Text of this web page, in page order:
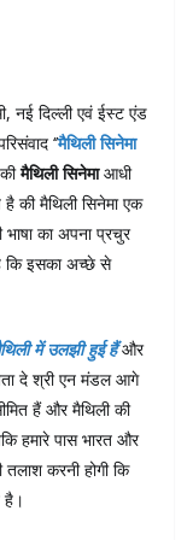
नई दिल्ली एवं ईस्ट एंड
‘’मैथिली सिनेमा
कीमैथिली सिनेमाआधी
की मैथिली सिनेमा एक
भाषा का अपना प्रचुर
कि इसका अच्छे से
में उलझी हुई हैं और
दे श्री एन मंडल आगे
हैं और मैथिली की
हमारे पास भारत और
करनी होगी कि
है।